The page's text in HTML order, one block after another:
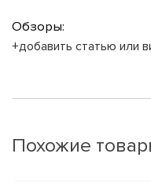
Обзоры:
+добавить статью или
Похожие